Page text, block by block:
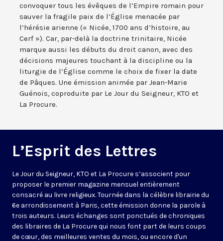
convoquer tous les évêques de l’Empire romain pour
sauver la fragile paix de l’Église menacée par
l’hérésie arienne (« Nicée, 1700 ans d’histoire, au
Cerf »). Car, par-delà la doctrine trinitaire, Nicée
marque aussi les débuts du droit canon, avec des
décisions majeures touchant à la discipline ou la
liturgie de l’Église comme le choix de fixer la date
de Pâques. Une émission animée par Jean-Marie
Guénois, coproduite par Le Jour du Seigneur, KTO et
La Procure.
L’Esprit des Lettres
Le Jour du Seigneur, KTO et La Procure s’associent pour
proposer le premier magazine mensuel entièrement
consacré au livre religieux. Tournée dans la célèbre librairie du
6e arrondissement à Paris, cette émission donne la parole à
trois auteurs. Leurs échanges sont ponctués de chroniques
des libraires de La Procure qui nous font part de leurs coups
de cœur, des meilleures ventes du mois, ou encore d'un